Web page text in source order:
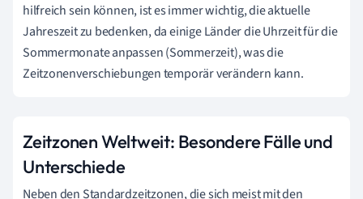
hilfreich sein können, ist es immer wichtig, die aktuelle
Jahreszeit zu bedenken, da einige Länder die Uhrzeit für die
Sommermonate anpassen (Sommerzeit), was die
Zeitzonenverschiebungen temporär verändern kann.
Zeitzonen Weltweit: Besondere Fälle und
Unterschiede
Neben den Standardzeitzonen, die sich meist mit den